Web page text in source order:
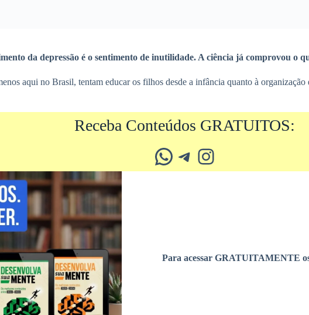
da depressão é o sentimento de inutilidade. A ciência já comprovou o
aqui no Brasil, tentam educar os filhos desde a infância quanto à
Receba Conteúdos GRATUITOS:
Whatsapp Telegram Instagram
Para acessar GRATUITAMENTE